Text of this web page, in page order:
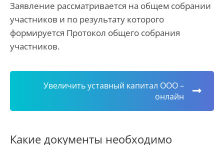
Заявление рассматривается на общем собрании
участников и по результату которого
формируется Протокол общего собрания
участников.
Увеличить уставный капитал ООО –
онлайн
Какие документы необходимо